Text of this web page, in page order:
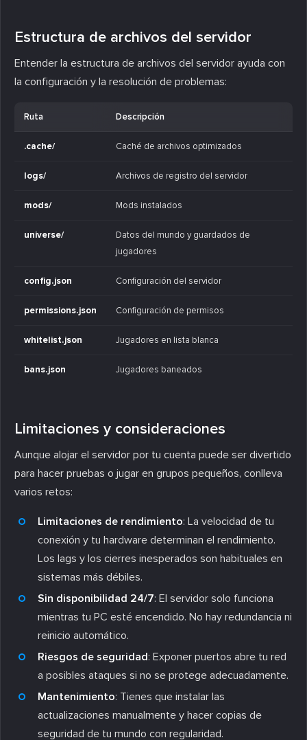
Estructura de archivos del servidor
Entender la estructura de archivos del servidor ayuda con
la configuración y la resolución de problemas:
Ruta Descripción
.cache/ Caché de archivos optimizados
logs/ Archivos de registro del servidor
mods/ Mods instalados
universe/
Datos del mundo y guardados de
jugadores
config.json Configuración del servidor
permissions.json Configuración de permisos
whitelist.json Jugadores en lista blanca
bans.json Jugadores baneados
Limitaciones y consideraciones
Aunque alojar el servidor por tu cuenta puede ser divertido
para hacer pruebas o jugar en grupos pequeños, conlleva
varios retos:
Limitaciones de rendimiento: La velocidad de tu
conexión y tu hardware determinan el rendimiento.
Los lags y los cierres inesperados son habituales en
sistemas más débiles.
Sin disponibilidad 24/7: El servidor solo funciona
mientras tu PC esté encendido. No hay redundancia ni
reinicio automático.
Riesgos de seguridad: Exponer puertos abre tu red
a posibles ataques si no se protege adecuadamente.
Mantenimiento: Tienes que instalar las
actualizaciones manualmente y hacer copias de
seguridad de tu mundo con regularidad.